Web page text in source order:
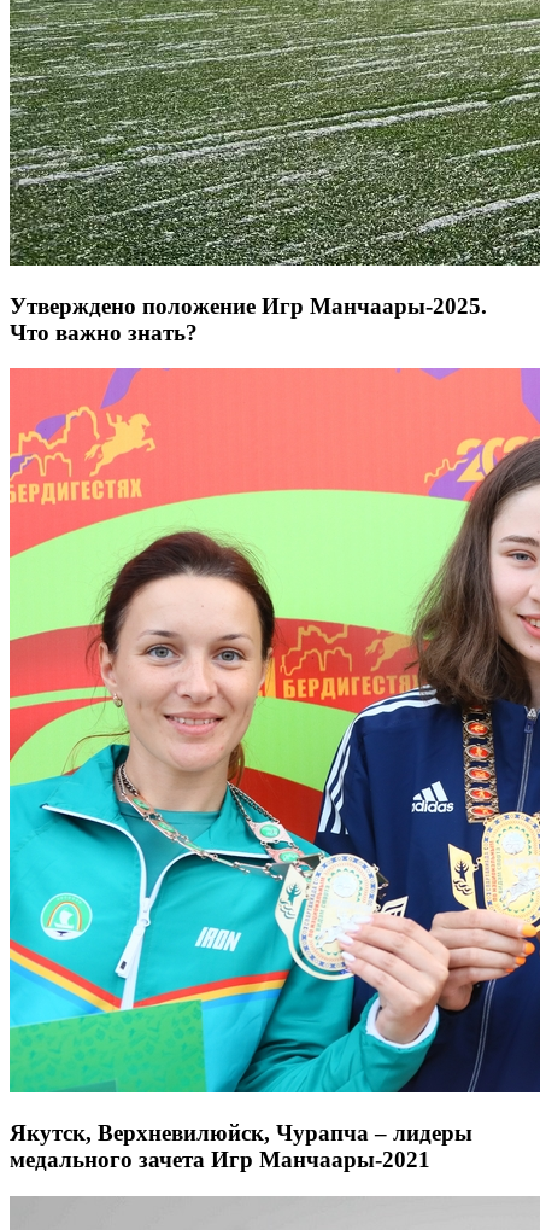
Утверждено положение Игр Манчаары-2025.
Что важно знать?
Якутск, Верхневилюйск, Чурапча – лидеры
медального зачета Игр Манчаары-2021